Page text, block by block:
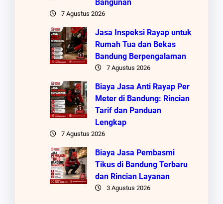
Bangunan
7 Agustus 2026
Jasa Inspeksi Rayap untuk
Rumah Tua dan Bekas
Bandung Berpengalaman
7 Agustus 2026
Biaya Jasa Anti Rayap Per
Meter di Bandung: Rincian
Tarif dan Panduan
Lengkap
7 Agustus 2026
Biaya Jasa Pembasmi
Tikus di Bandung Terbaru
dan Rincian Layanan
3 Agustus 2026